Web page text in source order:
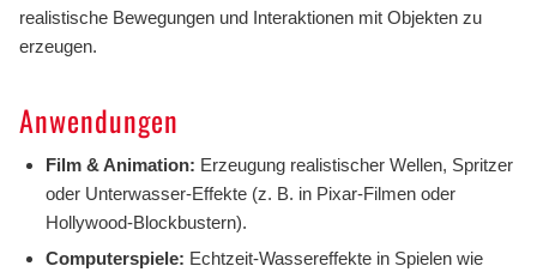
realistische Bewegungen und Interaktionen mit Objekten zu
erzeugen.
Anwendungen
Film & Animation: Erzeugung realistischer Wellen, Spritzer
oder Unterwasser-Effekte (z. B. in Pixar-Filmen oder
Hollywood-Blockbustern).
Computerspiele: Echtzeit-Wassereffekte in Spielen wie